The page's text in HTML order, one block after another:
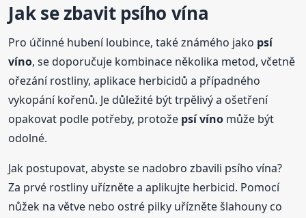
Jak se zbavit psího vína
Pro účinné hubení loubince, také známého jako psí
víno, se doporučuje kombinace několika metod, včetně
ořezání rostliny, aplikace herbicidů a případného
vykopání kořenů. Je důležité být trpělivý a ošetření
opakovat podle potřeby, protože psí víno může být
odolné.
Jak postupovat, abyste se nadobro zbavili psího vína?
Za prvé rostliny uřízněte a aplikujte herbicid. Pomocí
nůžek na větve nebo ostré pilky uřízněte šlahouny co